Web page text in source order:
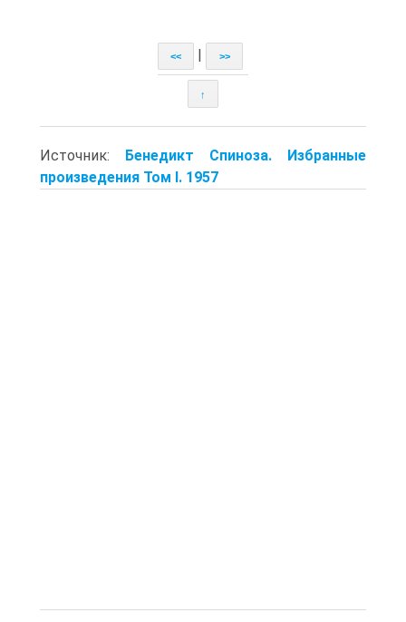
<< >>
↑
Источник: Бенедикт Спиноза. Избранные
произведения Том I. 1957